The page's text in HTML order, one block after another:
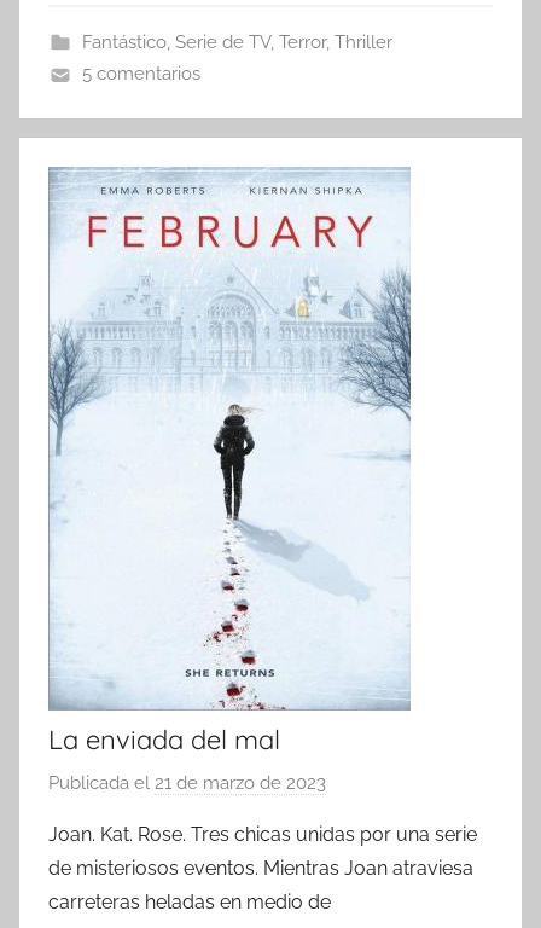
Fantástico, Serie de TV, Terror, Thriller
5 comentarios
La enviada del mal
Publicada el 21 de marzo de 2023
r
Joan. Kat. Rose. Tres chicas unidas por una serie
de misteriosos eventos. Mientras Joan atraviesa
carreteras heladas en medio de